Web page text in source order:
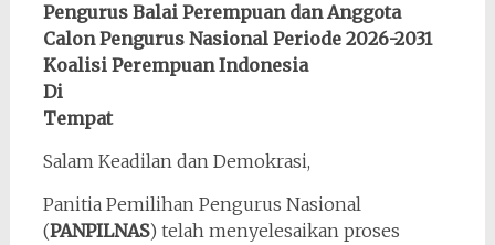
Pengurus Balai Perempuan dan Anggota
Calon Pengurus Nasional Periode 2026-2031
Koalisi Perempuan Indonesia
Di
Tempat
Salam Keadilan dan Demokrasi,
Panitia Pemilihan Pengurus Nasional
(PANPILNAS) telah menyelesaikan proses